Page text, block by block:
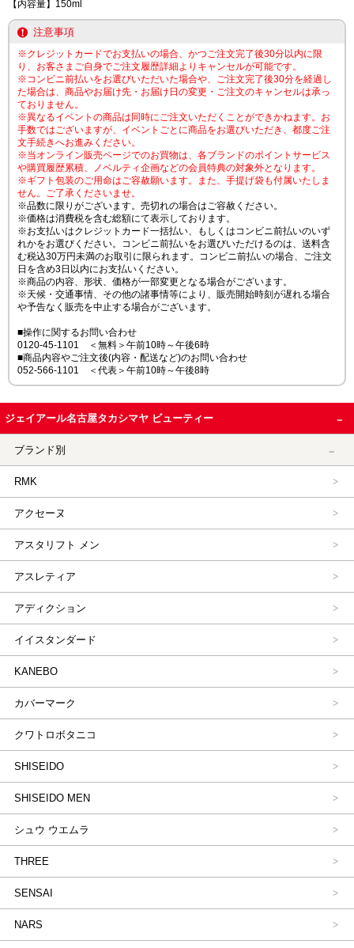
【内容量】150ml
注意事項
※クレジットカードでお支払いの場合、かつご注文完了後30分以内に限
り、お客さまご自身でご注文履歴詳細よりキャンセルが可能です。
※コンビニ前払いをお選びいただいた場合や、ご注文完了後30分を経過し
た場合は、商品やお届け先・お届け日の変更・ご注文のキャンセルは承っ
ておりません。
※異なるイベントの商品は同時にご注文いただくことができかねます。お
手数ではございますが、イベントごとに商品をお選びいただき、都度ご注
文手続きへお進みください。
※当オンライン販売ページでのお買物は、各ブランドのポイントサービス
や購買履歴累積、ノベルティ企画などの会員特典の対象外となります。
※ギフト包装のご用命はご容赦願います。また、手提げ袋も付属いたしま
せん。ご了承くださいませ。
※品数に限りがございます。売切れの場合はご容赦ください。
※価格は消費税を含む総額にて表示しております。
※お支払いはクレジットカード一括払い、もしくはコンビニ前払いのいず
れかをお選びください。コンビニ前払いをお選びいただけるのは、送料含
む税込30万円未満のお取引に限られます。コンビニ前払いの場合、ご注文
日を含め3日以内にお支払いください。
※商品の内容、形状、価格が一部変更となる場合がございます。
※天候・交通事情、その他の諸事情等により、販売開始時刻が遅れる場合
や予告なく販売を中止する場合がございます。
■操作に関するお問い合わせ
0120-45-1101 ＜無料＞午前10時～午後6時
■商品内容やご注文後(内容・配送など)のお問い合わせ
052-566-1101 ＜代表＞午前10時～午後8時
ジェイアール名古屋タカシマヤ ビューティー
ブランド別
RMK
アクセーヌ
アスタリフト メン
アスレティア
アディクション
イイスタンダード
KANEBO
カバーマーク
クワトロボタニコ
SHISEIDO
SHISEIDO MEN
シュウ ウエムラ
THREE
SENSAI
NARS